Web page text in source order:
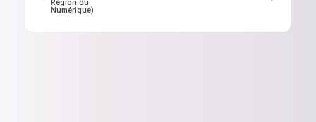
Région du
Numérique)